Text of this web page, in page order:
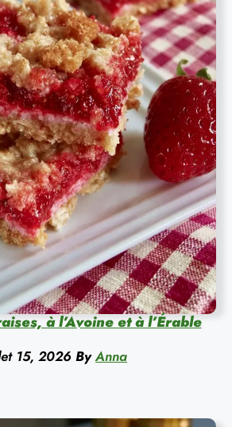
à l’Avoine et à l’Érable
15, 2026 By Anna